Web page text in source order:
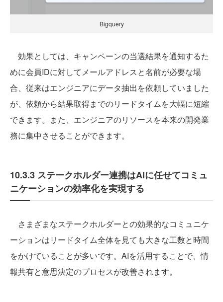
Bigquery
効果としては、キャンペーンの当選結果を通知するた
めに会員IDに対してメールアドレスと名前が必要な場
合、従来はエンジニアにデータ抽出を依頼していました
が、依頼から結果取得までのリードタイムを大幅に短縮
できます。また、エンジニアのリソースを本来の開発業
務に集中させることができます。
10.3.3 ステークホルダー連携はAIに任せてコミュ
ニケーションの効率化を実現する
さまざまなステークホルダーとの効果的なコミュニケ
ーションはリードタイム全体を見ても大きな工数と時間
をかけていることが多いです。AIを活用することで、情
報共有と意思決定のプロセスが改善されます。